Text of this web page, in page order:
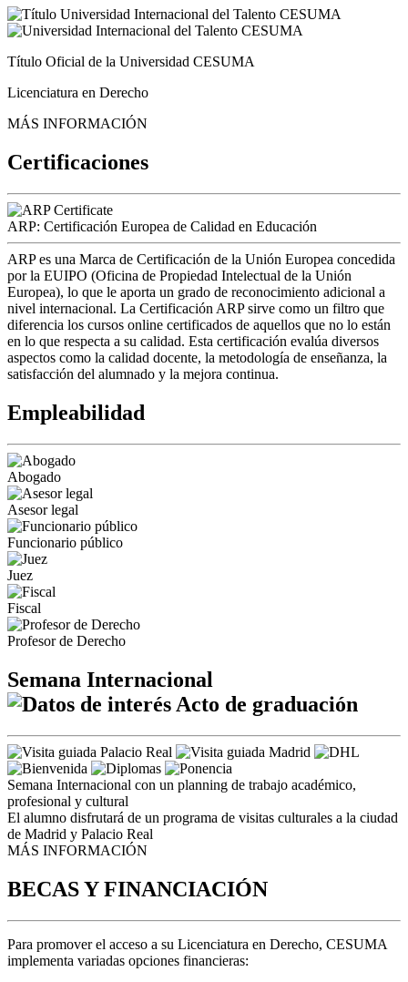
Título Oficial de la Universidad CESUMA
Licenciatura en Derecho
MÁS INFORMACIÓN
Certificaciones
ARP: Certificación Europea de Calidad en Educación
ARP es una Marca de Certificación de la Unión Europea concedida
por la EUIPO (Oficina de Propiedad Intelectual de la Unión
Europea), lo que le aporta un grado de reconocimiento adicional a
nivel internacional. La Certificación ARP sirve como un filtro que
diferencia los cursos online certificados de aquellos que no lo están
en lo que respecta a su calidad. Esta certificación evalúa diversos
aspectos como la calidad docente, la metodología de enseñanza, la
satisfacción del alumnado y la mejora continua.
Empleabilidad
Abogado
Asesor legal
Funcionario público
Juez
Fiscal
Profesor de Derecho
Semana Internacional
Acto de graduación
Semana Internacional con un planning de trabajo académico,
profesional y cultural
El alumno disfrutará de un programa de visitas culturales a la ciudad
de Madrid y Palacio Real
MÁS INFORMACIÓN
BECAS Y FINANCIACIÓN
Para promover el acceso a su Licenciatura en Derecho, CESUMA
implementa variadas opciones financieras: